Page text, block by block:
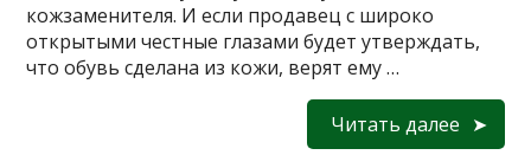
кожзаменителя. И если продавец с широко
открытыми честные глазами будет утверждать,
что обувь сделана из кожи, верят ему …
Читать далее